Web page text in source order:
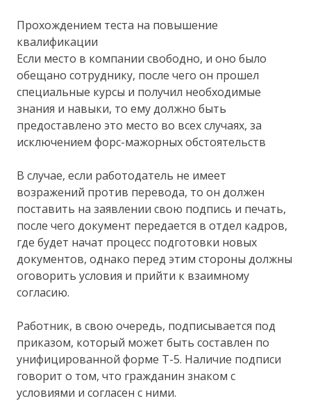
Прохождением теста на повышение
квалификации
Если место в компании свободно, и оно было
обещано сотруднику, после чего он прошел
специальные курсы и получил необходимые
знания и навыки, то ему должно быть
предоставлено это место во всех случаях, за
исключением форс-мажорных обстоятельств
В случае, если работодатель не имеет
возражений против перевода, то он должен
поставить на заявлении свою подпись и печать,
после чего документ передается в отдел кадров,
где будет начат процесс подготовки новых
документов, однако перед этим стороны должны
оговорить условия и прийти к взаимному
согласию.
Работник, в свою очередь, подписывается под
приказом, который может быть составлен по
унифицированной форме Т-5. Наличие подписи
говорит о том, что гражданин знаком с
условиями и согласен с ними.